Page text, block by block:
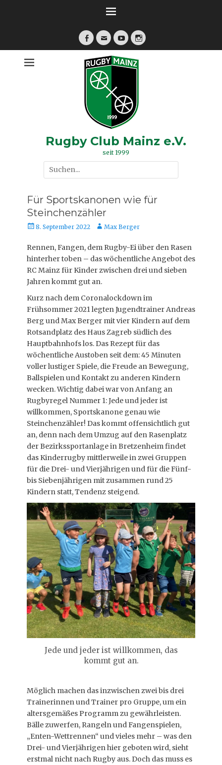
Facebook
E-
YouTubeInstagram
Rugby Club Mainz e.V.
seit 1999
Suche
nach:
Für Sportskanonen wie für
Steinchenzähler
Posted
8. September 2022 AutorMax Berger
Rennen, Fangen, dem Rugby-Ei über den Rasen
hinterher toben – das wöchentliche Angebot des
RC Mainz für Kinder zwischen drei und sieben
Jahren kommt gut an.
Kurz nach dem Coronalockdown im
Frühsommer 2021 legten Jugendtrainer Andreas
Berg und Max Berger mit vier Kindern auf dem
Rotsandplatz des Haus Zagreb südlich des
Hauptbahnhofs los. Das Rezept für das
wöchentliche Austoben seit dem: 45 Minuten
voller lustiger Spiele, die Freude an Bewegung,
Ballspielen und Kontakt zu anderen Kindern
wecken. Wichtig dabei war von Anfang an
Rugbyregel Nummer 1: Jede und jeder ist
willkommen, Sportskanone genau wie
Steinchenzähler! Das kommt offensichtlich gut
an, denn nach dem Umzug auf den Rasenplatz
der Bezirkssportanlage in Bretzenheim findet
das Kinderrugby mittlerweile in zwei Gruppen
für die Drei- und Vierjährigen und für die Fünf-
bis Siebenjährigen mit zusammen rund 25
Kindern statt, Tendenz steigend.
Jede und jeder ist willkommen, das
kommt gut an.
Möglich machen das inzwischen zwei bis drei
Trainerinnen und Trainer pro Gruppe, um ein
altersgemäßes Programm zu gewährleisten.
Bälle zuwerfen, Rangeln und Fangenspielen,
„Enten-Wettrennen“ und vieles mehr – was den
Drei- und Vierjährigen hier geboten wird, sieht
erstmal nicht nach Rugby aus. Doch das muss es